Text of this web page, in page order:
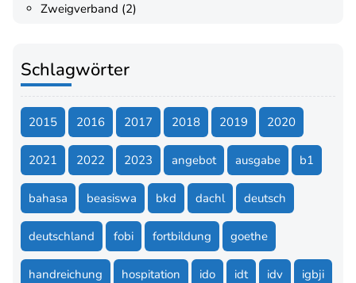
Zweigverband (2)
Schlagwörter
2015 2016 2017 2018 2019 2020
2021 2022 2023 angebot ausgabe b1
bahasa beasiswa bkd dachl deutsch
deutschland fobi fortbildung goethe
handreichung hospitation ido idt idv igbji